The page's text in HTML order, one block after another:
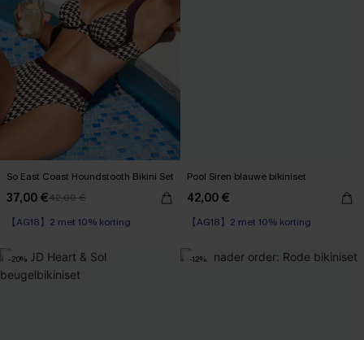
So East Coast Houndstooth Bikini Set
37,00 €42,00 €
【AG18】2 met 10% korting
High Waist
Pool Siren blauwe bikiniset
42,00 €
【AG18】2 met 10% korting
High Waist
-20% -12%